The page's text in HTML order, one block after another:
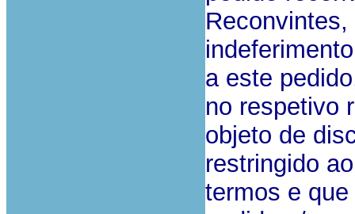
a este
no respetivo
objeto de
restringido
termos e